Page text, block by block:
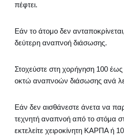
πέφτει.
Εάν το άτομο δεν
δεύτερη αναπνοή διάσωσης.
Στοχεύστε στη χορήγηση 100
οκτώ αναπνοών διάσωσης ανά
Εάν δεν αισθάνεστε άνετα να
τεχνητή αναπνοή από το στόμα
εκτελείτε χειροκίνητη ΚΑΡΠΑ ή